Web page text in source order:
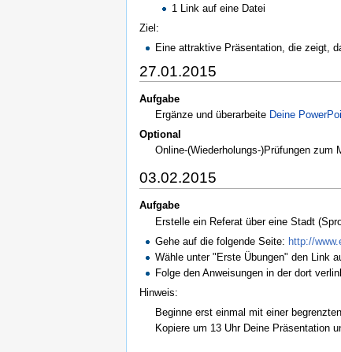
1 Link auf eine Datei
Ziel:
Eine attraktive Präsentation, die zeigt,
27.01.2015
Aufgabe
Ergänze und überarbeite Deine
Optional
Online-(Wiederholungs-)Prüfungen zum
03.02.2015
Aufgabe
Erstelle ein Referat über eine Stadt
Gehe auf die folgende Seite: http://
Wähle unter "Erste Übungen" den Link
Folge den Anweisungen in der dort
Hinweis:
Beginne erst einmal mit einer
Kopiere um 13 Uhr Deine Präsentation